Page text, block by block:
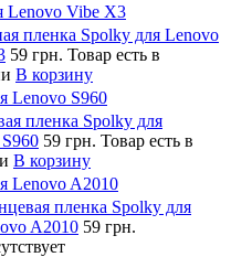
Lenovo Vibe X3
пленка Spolky для Lenovo
59 грн. Товар есть в
В корзину
Lenovo S960
пленка Spolky для
59 грн. Товар есть в
В корзину
Lenovo A2010
пленка Spolky для
A2010 59 грн.